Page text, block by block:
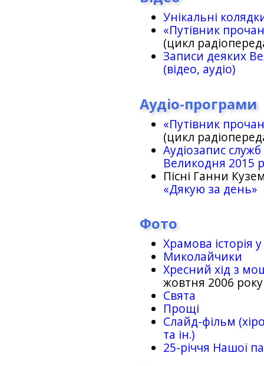
Унікальні
«Путівник
(цикл
Записи деяких
(відео, аудіо)
Аудіо-програми
«Путівник
(цикл
Аудіозапис
Великодня 2015
Пісні Ганни
«Дякую за день»
Фото
Храмова історія
Миколайчики
Хресний хід з
жовтня 2006 року
Свята
Прощі
Слайд-фільм
та ін.)
25-рiччя Нашої